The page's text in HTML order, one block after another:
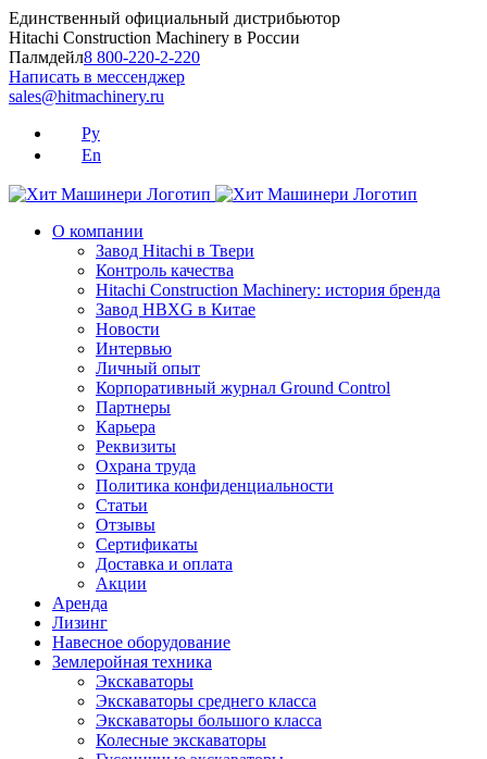
Skip
to
content
Единственный официальный дистрибьютор
Hitachi Construction Machinery в России
Палмдейл8 800-220-2-220
Написать в мессенджер
sales@hitmachinery.ru
Ру
En
О компании
Завод Hitachi в Твери
Контроль качества
Hitachi Construction Machinery: история бренда
Завод HBXG в Китае
Новости
Интервью
Личный опыт
Корпоративный журнал Ground Control
Партнеры
Карьера
Реквизиты
Охрана труда
Политика конфиденциальности
Статьи
Отзывы
Сертификаты
Доставка и оплата
Акции
Аренда
Лизинг
Навесное оборудование
Землеройная техника
Экскаваторы
Экскаваторы среднего класса
Экскаваторы большого класса
Колесные экскаваторы